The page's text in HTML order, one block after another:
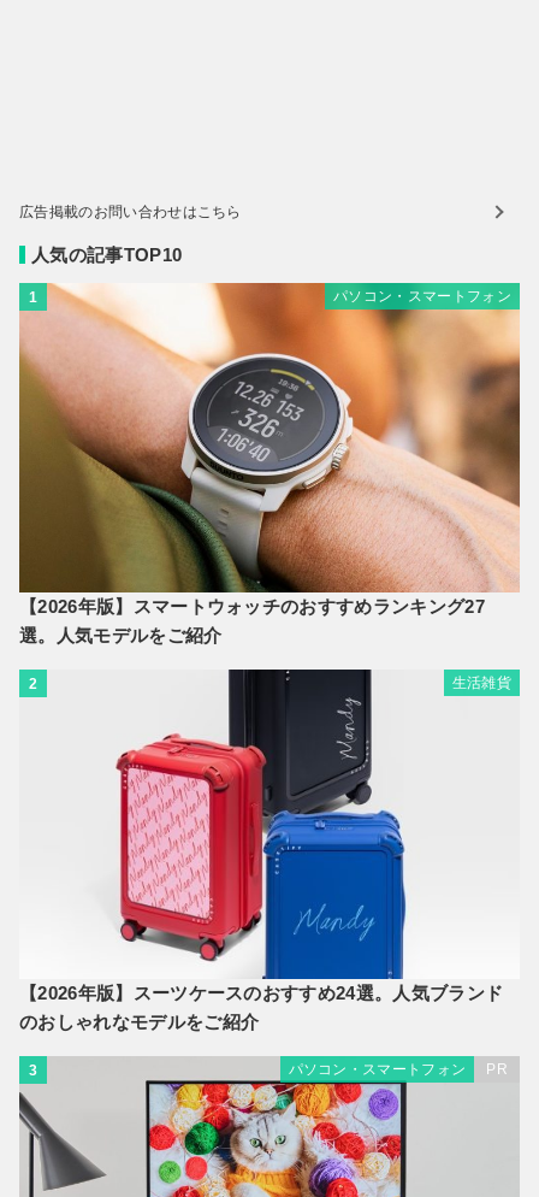
広告掲載のお問い合わせはこちら
人気の記事TOP10
1 パソコン・スマートフォン
【2026年版】スマートウォッチのおすすめランキング27
選。人気モデルをご紹介
2 生活雑貨
【2026年版】スーツケースのおすすめ24選。人気ブランド
のおしゃれなモデルをご紹介
3 パソコン・スマートフォン PR